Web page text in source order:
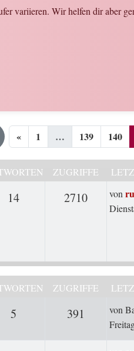
variieren. Wir helfen dir aber
141von 224
« 1 … 139 140
ZUGRIFFE
14Antworten2710Zugriffe
von
ZUGRIFFE
5 391 Zugriffe
von